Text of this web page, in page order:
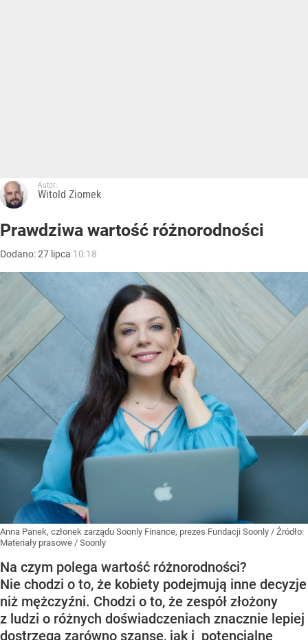
Autor:
Witold Ziomek
Prawdziwa wartość różnorodności
Dodano:27 lipca 10:18
Anna Panek, członek zarządu Soonly Finance, prezes Fundacji Soonly / Źródło:
Materiały prasowe / Soonly
Na czym polega wartość różnorodności?
Nie chodzi o to, że kobiety podejmują inne decyzje
niż mężczyźni. Chodzi o to, że zespół złożony
z ludzi o różnych doświadczeniach znacznie lepiej
dostrzega zarówno szanse, jak i potencjalne